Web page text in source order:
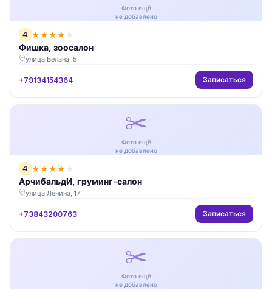
Фото ещё
не добавлено
4 ★★★★ ★
Фишка, зоосалон
улица Белана, 5
+79134154364 Записаться
✂️
Фото ещё
не добавлено
4 ★★★★ ★
АрчибальдИ, груминг-салон
улица Ленина, 17
+73843200763 Записаться
✂️
Фото ещё
не добавлено